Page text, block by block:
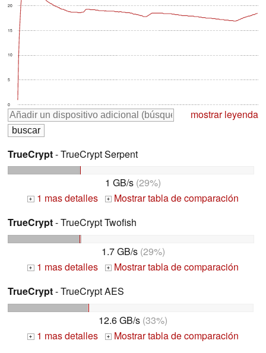
0
5
10
15
20
mostrar leyenda
TrueCrypt- TrueCrypt Serpent
1 GB/s (29%)
+ 1 mas detalles +
Mostrar tabla de comparación
TrueCrypt- TrueCrypt Twofish
1.7 GB/s(29%)
+ 1 mas detalles +
Mostrar tabla de comparación
TrueCrypt- TrueCrypt AES
12.6 GB/s (33%)
+ 1 mas detalles +
Mostrar tabla de comparación